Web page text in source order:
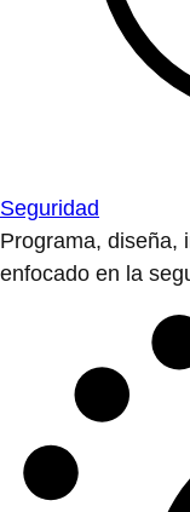
Seguridad
Programa, diseña,
enfocado en la